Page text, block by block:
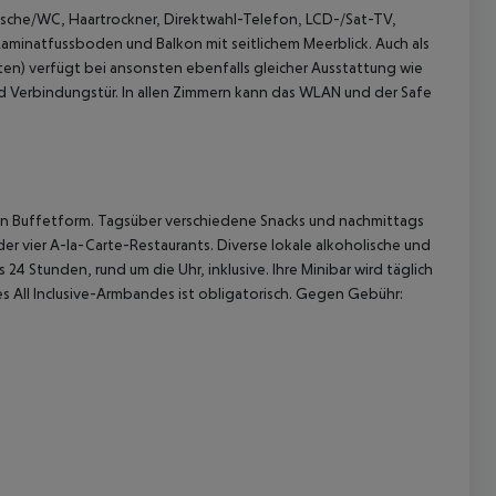
WC, Haartrockner, Direktwahl-Telefon, LCD-/Sat-TV,
und Balkon mit seitlichem Meerblick. Auch als
verfügt bei ansonsten ebenfalls gleicher Ausstattung wie
Verbindungstür. In allen Zimmern kann das WLAN und der Safe
Buffetform. Tagsüber verschiedene Snacks und nachmittags
vier A-la-Carte-Restaurants. Diverse lokale alkoholische und
Stunden, rund um die Uhr, inklusive. Ihre Minibar wird täglich
All Inclusive-Armbandes ist obligatorisch. Gegen Gebühr: